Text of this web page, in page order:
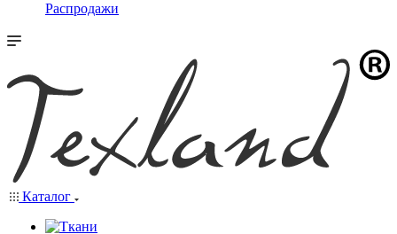
Распродажи
Каталог